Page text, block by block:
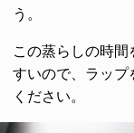
う。
この蒸らしの時
すいので、ラップ
ください。